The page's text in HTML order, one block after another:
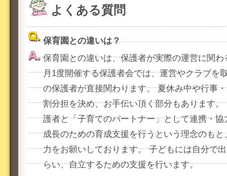
よくある質問
保育園との違いは？
保育園との違いは、保護者が実際の運営に関わ
月1度開催する保護者会では、運営やクラブを
の保護者が直接関わります。 夏休み中や行事
割分担を決め、お手伝い頂く部分もあります
護者と「子育てのパートナー」として連携・
成長のための育成支援を行うという理念のも
力をお願いしております。 子どもには自分で
らい、自立するための支援を行います。